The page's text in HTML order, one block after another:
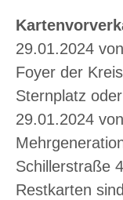
29.01.2024
Foyer der
Sternplatz oder
29.01.2024
Schillerstraße
Restkarten